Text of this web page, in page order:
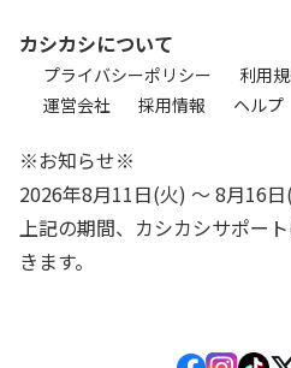
カシカシについて
プライバシーポリシー 利用
運営会社
採用情報 ヘルプ
※お知らせ※
2026年8月11日(火) 〜 8月16
上記の期間、カシカシサポー
きます。